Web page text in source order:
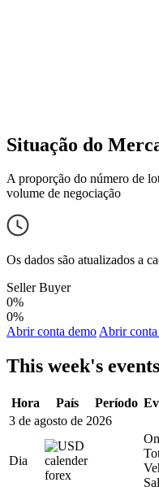
Situação do
A proporção do número de
volume de negociação
Os dados são atualizados a
Seller Buyer
0%
0%
Abrir conta demoAbrir conta
This week's events
Hora País Período
3 de agosto de 2026
Dia